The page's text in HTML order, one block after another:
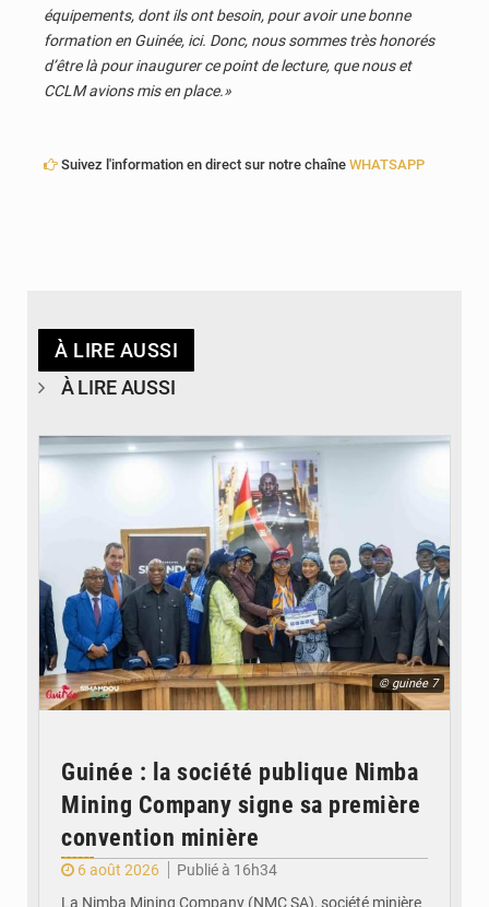
équipements, dont ils ont besoin, pour avoir une bonne
formation en Guinée, ici. Donc, nous sommes très honorés
d’être là pour inaugurer ce point de lecture, que nous et
CCLM avions mis en place.»
Suivez l'information en direct sur notre chaîne WHATSAPP
À LIRE AUSSI
À LIRE AUSSI
© guinée 7
Guinée : la société publique Nimba
Mining Company signe sa première
convention minière
6 août 2026
Publié à 16h34
La Nimba Mining Company (NMC SA), société minière